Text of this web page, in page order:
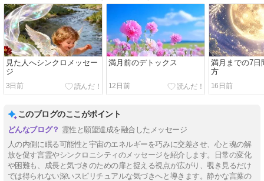
見た人へシンクロメッセー
ジ
3日前
満月前のデトックス
12日前
満月までの7日
方
16日前
このブログのここがポイント
霊性と願望達成を融合したメッセージ
人の内側に眠る可能性と宇宙のエネルギーを巧みに交差させ、心と魂の解
放を促す言霊やシンクロニシティのメッセージを紹介します。日常の変化
や困難も、成長と気づきのための扉と捉える視点が広がり、覗き見るだけ
では得られない深いスピリチュアルな気づきへと導きます。静かな言葉の